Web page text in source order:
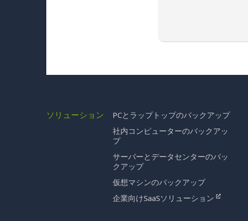
ソリューション
PCとラップトップのバックアップ
社内コンピューターのバックアッ
プ
サーバーとデータセンターのバッ
クアップ
仮想マシンのバックアップ
企業向けSaaSソリューション